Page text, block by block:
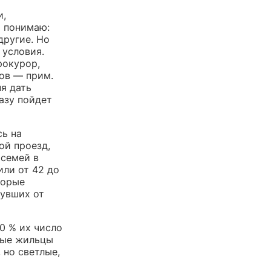
понимаю:
Но
— прим.
дать
пойдет
на
проезд,
в
от 42 до
от
% их число
жильцы
но светлые,